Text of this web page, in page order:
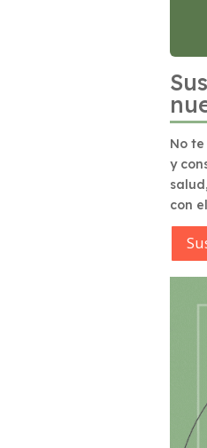
No
y
con